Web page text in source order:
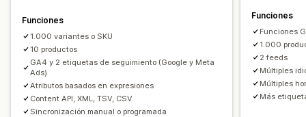
Actualizaciones de tienda
Actualizaciones en tiempo real
Sincronización programada
Selección de productos
Feeds de públicos objetivos específicos
Soporte técnico de inventario
Headless
Seguimiento de conversión
Optimización de feed
Funciones
1.000 variantes o SKU
10 productos
GA4 y 2 etiquetas de seguimiento (Google y Meta
Ads)
Atributos basados en expresiones
Content API, XML, TSV, CSV
Sincronización manual o programada
Funciones
Funciones
1.000
2 feeds
Múltiples
Múltiples
Más